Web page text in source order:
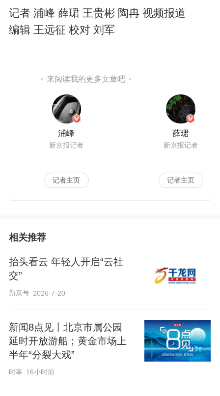
l
记者 浦峰 薛珺 王贵彬 陶冉 视频报道
编辑 王远征 校对 刘军
来阅读我的更多文章吧
浦峰
新京报记者
记者主页
薛珺
新京报记者
记者主页
相关推荐
抬头看云 年轻人开启“云社
交”
新京号 2026-7-20
新闻8点见丨北京市属公园
延时开放游船；黄金市场上
半年“分裂大戏”
时事 16小时前